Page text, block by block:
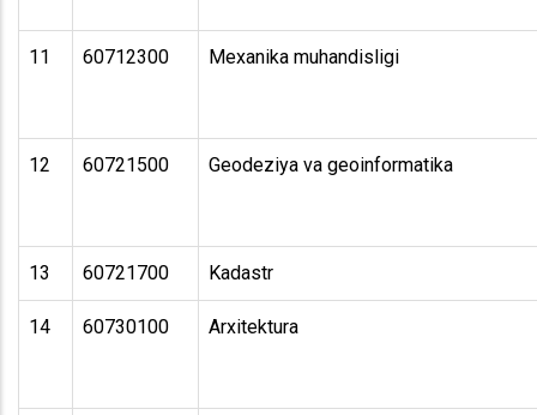
11 60712300 Mexanika muhandisligi
12 60721500 Geodeziya va geoinformatika
13 60721700 Kadastr
14 60730100 Arxitektura